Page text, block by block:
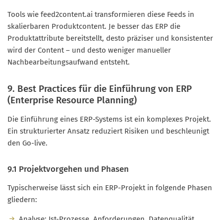
Tools wie feed2content.ai transformieren diese Feeds in
skalierbaren Produktcontent. Je besser das ERP die
Produktattribute bereitstellt, desto präziser und konsistenter
wird der Content – und desto weniger manueller
Nachbearbeitungsaufwand entsteht.
9. Best Practices für die Einführung von ERP
(Enterprise Resource Planning)
Die Einführung eines ERP-Systems ist ein komplexes Projekt.
Ein strukturierter Ansatz reduziert Risiken und beschleunigt
den Go-live.
9.1 Projektvorgehen und Phasen
Typischerweise lässt sich ein ERP-Projekt in folgende Phasen
gliedern: